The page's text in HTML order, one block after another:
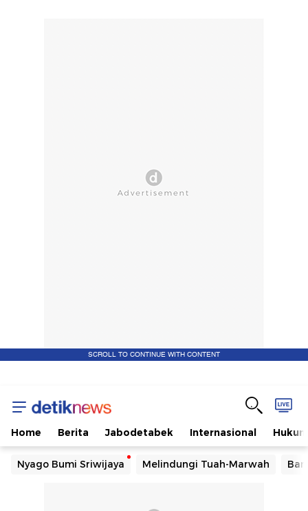
SCROLL TO CONTINUE WITH CONTENT
Home Berita Jabodetabek Internasional Hukum
Nyago Bumi Sriwijaya Melindungi Tuah-Marwah